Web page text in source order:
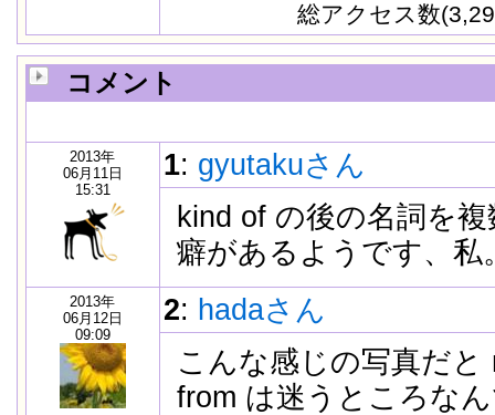
総アクセス数
コメント
2013年
06月11日
15:31
1: gyutakuさん
kind of の後の名詞を
癖があるようです、私
2013年
06月12日
09:09
2: hadaさん
こんな感じの写真だと
from は迷うところな